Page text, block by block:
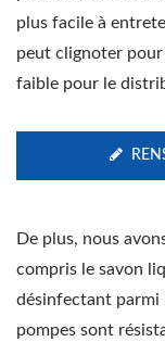
plus facile à
peut clignoter
faible pour le
De plus, nous
compris le savon
désinfectant parmi
pompes sont